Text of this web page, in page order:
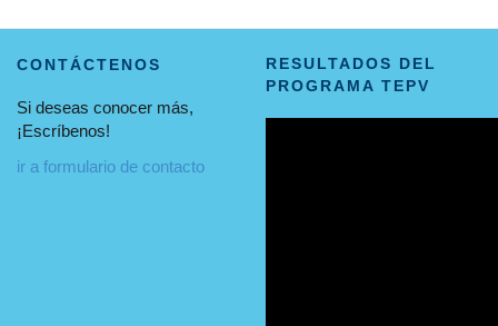
CONTÁCTENOS
Si deseas conocer más,
¡Escríbenos!
ir a formulario de contacto
RESULTADOS DEL
PROGRAMA TEPV